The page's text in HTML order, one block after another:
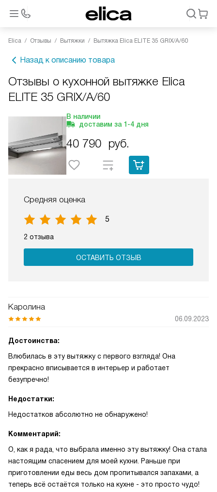
Elica Отзывы Вытяжки Вытяжка Elica ELITE 35 GRIX/A/60
Назад к описанию товара
Отзывы о кухонной вытяжке Elica
ELITE 35 GRIX/A/60
В наличии
доставим за 1-4 дня
40 790 руб.
Средняя оценка
5
2 отзыва
ОСТАВИТЬ ОТЗЫВ
Каролина
06.09.2023
Достоинства:
Влюбилась в эту вытяжку с первого взгляда! Она
прекрасно вписывается в интерьер и работает
безупречно!
Недостатки:
Недостатков абсолютно не обнаружено!
Комментарий:
О, как я рада, что выбрала именно эту вытяжку! Она стала
настоящим спасением для моей кухни. Раньше при
приготовлении еды весь дом пропитывался запахами, а
теперь всё остаётся только на кухне - это просто чудо!